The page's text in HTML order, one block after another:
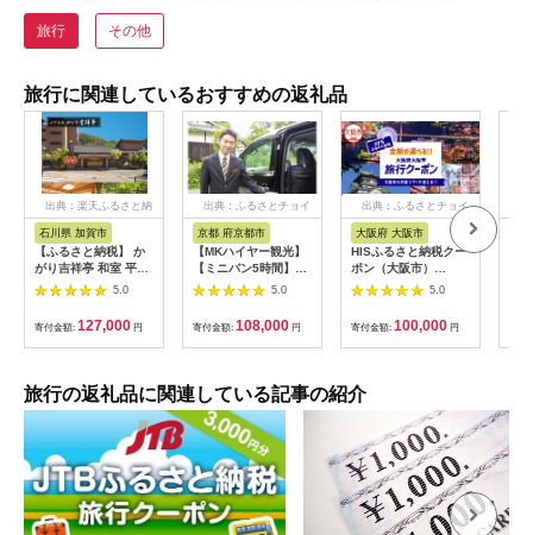
旅行 その他
旅行に関連しているおすすめの返礼品
出典：楽天ふるさと納
石川県 加賀市
【ふるさと納税】 か
がり吉祥亭 和室 平日
限定 ペア宿泊券 1泊2
食付 2名 ペア 食事付
温泉 宿泊券 旅行 トラ
ベル 宿泊 宿泊施設 宿
レジャー F6P-0991
5.0
寄付金額: 127,000 円
出典：ふるさとチョイ
京都 府京都市
【MKハイヤー観光】
【ミニバン5時間】ド
ライバーとめぐるとっ
ておきの京都観光（3
／21-6／20・10／1-
11／30）
5.0
寄付金額: 108,000 円
出典：ふるさとチョイ
大阪府 大阪市
HISふるさと納税クー
ポン（大阪市）
30,000円分_OS039-
5.0
寄付金額: 100,000 円
旅行の返礼品に関連している記事の紹介